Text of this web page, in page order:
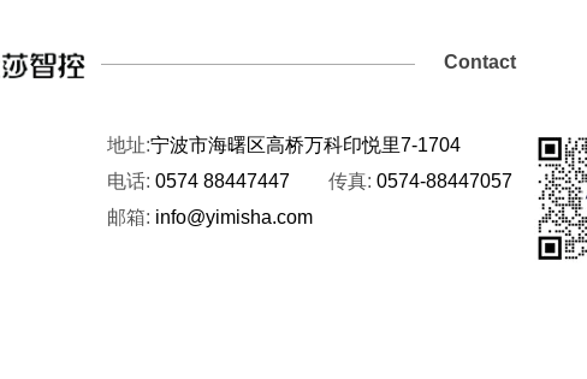
Contact
地址:宁波市海曙区高桥万科印悦里7-1704
电话: 0574 88447447 传真: 0574-88447057
邮箱: info@yimisha.com